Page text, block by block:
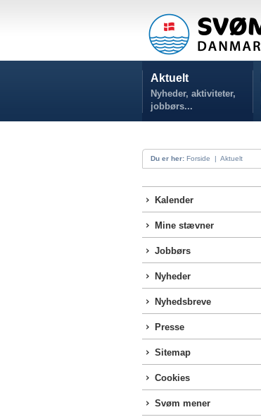
Aktuelt
Nyheder, aktiviteter,
jobbørs...
Du er her: Forside | Aktuelt
Kalender
Mine stævner
Jobbørs
Nyheder
Nyhedsbreve
Presse
Sitemap
Cookies
Svøm mener